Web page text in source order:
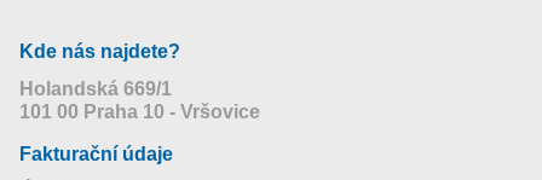
Kde nás najdete?
Holandská 669/1
101 00 Praha 10 - Vršovice
Fakturační údaje